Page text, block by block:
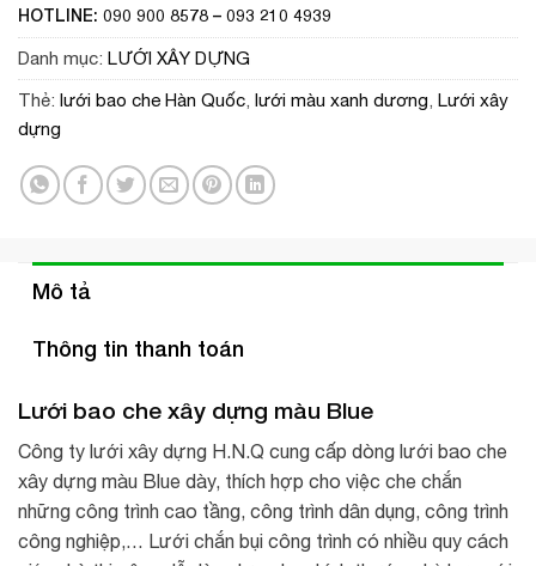
HOTLINE: 090 900 8578 – 093 210 4939
Danh mục: LƯỚI XÂY DỰNG
Thẻ: lưới bao che Hàn Quốc, lưới màu xanh dương, Lưới xây
dựng
Mô tả
Thông tin thanh toán
Lưới bao che xây dựng màu Blue
Công ty lưới xây dựng H.N.Q cung cấp dòng lưới bao che
xây dựng màu Blue dày, thích hợp cho việc che chắn
những công trình cao tầng, công trình dân dụng, công trình
công nghiệp,… Lưới chắn bụi công trình có nhiều quy cách